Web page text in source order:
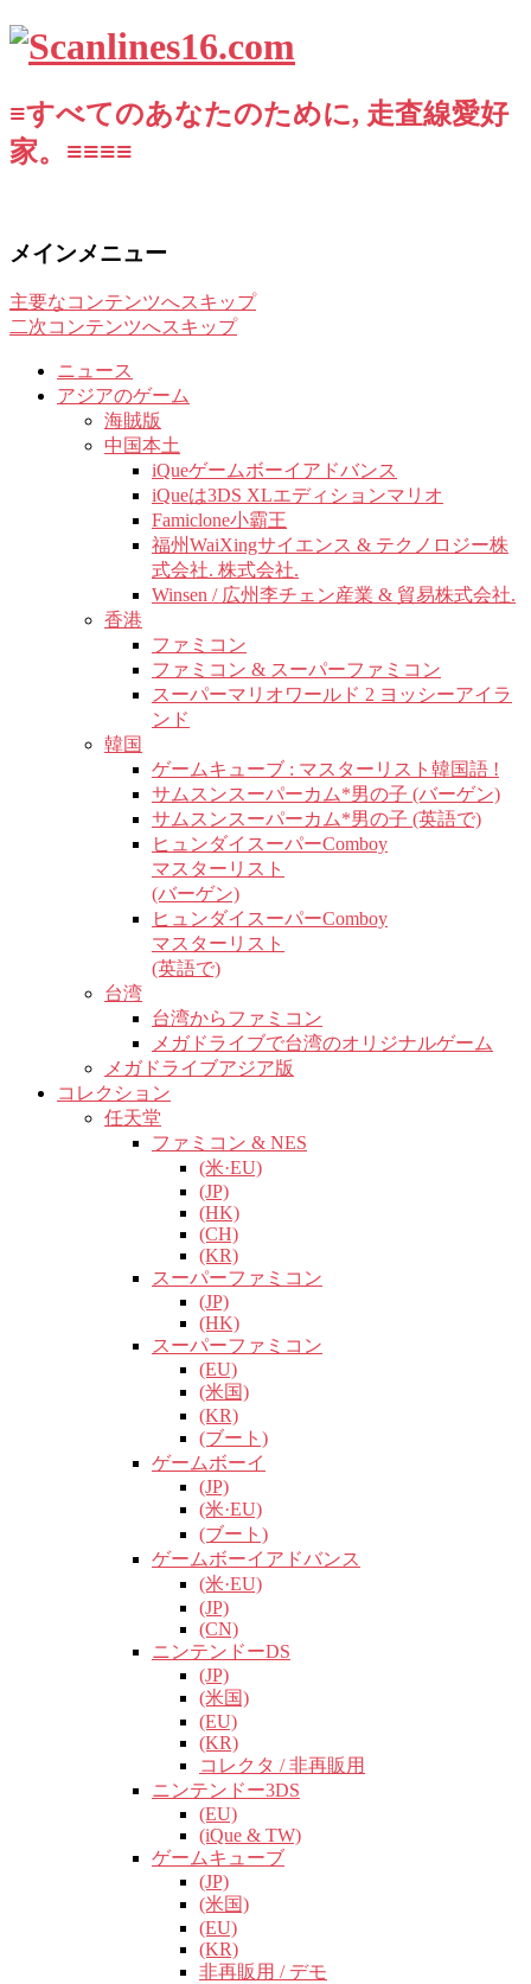
≡すべてのあなたのために, 走査線愛好
家。≡≡≡≡
メインメニュー
主要なコンテンツへスキップ
二次コンテンツへスキップ
ニュース
アジアのゲーム
海賊版
中国本土
iQueゲームボーイアドバンス
iQueは3DS XLエディションマリオ
Famiclone小霸王
福州WaiXingサイエンス & テクノロジー株
式会社. 株式会社.
Winsen / 広州李チェン産業 & 貿易株式会社.
香港
ファミコン
ファミコン & スーパーファミコン
スーパーマリオワールド 2 ヨッシーアイラ
ンド
韓国
ゲームキューブ : マスターリスト韓国語 !
サムスンスーパーカム*男の子 (バーゲン)
サムスンスーパーカム*男の子 (英語で)
ヒュンダイスーパーComboy
マスターリスト
(バーゲン)
ヒュンダイスーパーComboy
マスターリスト
(英語で)
台湾
台湾からファミコン
メガドライブで台湾のオリジナルゲーム
メガドライブアジア版
コレクション
任天堂
ファミコン & NES
(米·EU)
(JP)
(HK)
(CH)
(KR)
スーパーファミコン
(JP)
(HK)
スーパーファミコン
(EU)
(米国)
(KR)
(ブート)
ゲームボーイ
(JP)
(米·EU)
(ブート)
ゲームボーイアドバンス
(米·EU)
(JP)
(CN)
ニンテンドーDS
(JP)
(米国)
(EU)
(KR)
コレクタ / 非再販用
ニンテンドー3DS
(EU)
(iQue & TW)
ゲームキューブ
(JP)
(米国)
(EU)
(KR)
非再販用 / デモ